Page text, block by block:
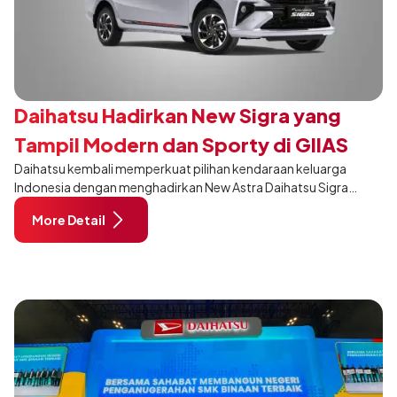
Daihatsu Hadirkan New Sigra yang
Tampil Modern dan Sporty di GIIAS
2026
Daihatsu kembali memperkuat pilihan kendaraan keluarga
Indonesia dengan menghadirkan New Astra Daihatsu Sigra
khusus pada varian 1.2R di ajang GAIKINDO Indonesia
International Auto Show (GIIAS) 2026. Membawa penyegaran
pada desain, interior, dan sejumlah fitur, New Sigra hadir untuk
More Detail